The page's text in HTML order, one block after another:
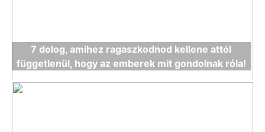
7 dolog, amihez ragaszkodnod kellene attól
függetlenül, hogy az emberek mit gondolnak róla!